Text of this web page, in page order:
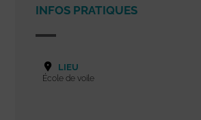
INFOS PRATIQUES
LIEU
École de voile